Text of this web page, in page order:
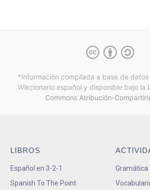
*Información compilada a base de
Wikcionario español y disponible bajo la
Commons Atribución-
LIBROS
Español en 3-2-1
Spanish To The Point
Gramática